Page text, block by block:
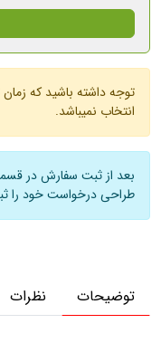
توجه داشته باشید که
انتخاب نمیباشد.
بعد از ثبت سفارش در
طراحی درخواست خود را
توضیحات نظرات